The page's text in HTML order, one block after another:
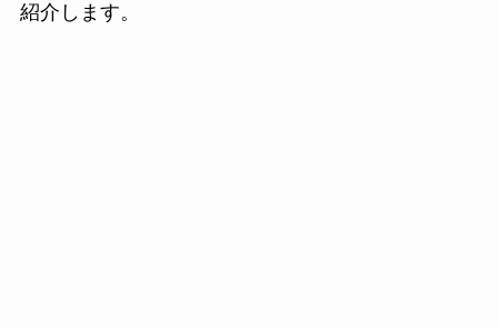
紹介します。